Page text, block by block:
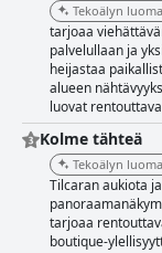
Tekoälyn luoma
tarjoaa
palvelullaan ja
heijastaa
alueen
luovat
Kolme tähteä
Tekoälyn luoma
Tilcaran aukiota
tarjoaa
boutique-